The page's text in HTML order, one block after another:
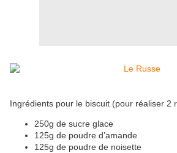
Ingrédients pour le biscuit (pour réaliser 2
250g de sucre glace
125g de poudre d’amande
125g de poudre de noisette